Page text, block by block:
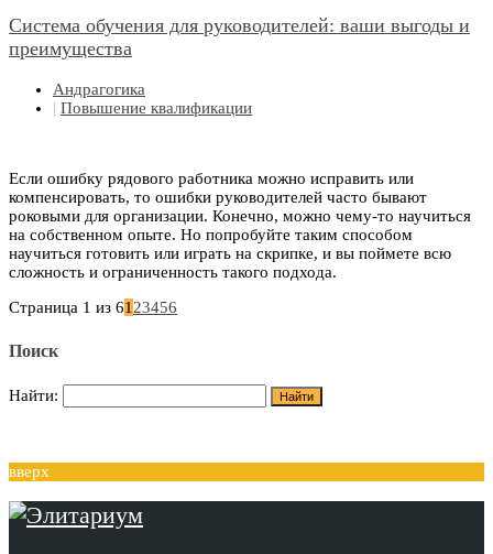
Система обучения для руководителей: ваши выгоды и
преимущества
Андрагогика
| Повышение квалификации
Если ошибку рядового работника можно исправить или
компенсировать, то ошибки руководителей часто бывают
роковыми для организации. Конечно, можно чему-то научиться
на собственном опыте. Но попробуйте таким способом
научиться готовить или играть на скрипке, и вы поймете всю
сложность и ограниченность такого подхода.
Страница 1 из 6123456
Поиск
Найти:
вверх